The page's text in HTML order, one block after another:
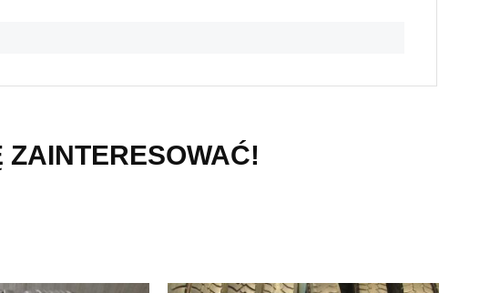
ZAINTERESOWAĆ!